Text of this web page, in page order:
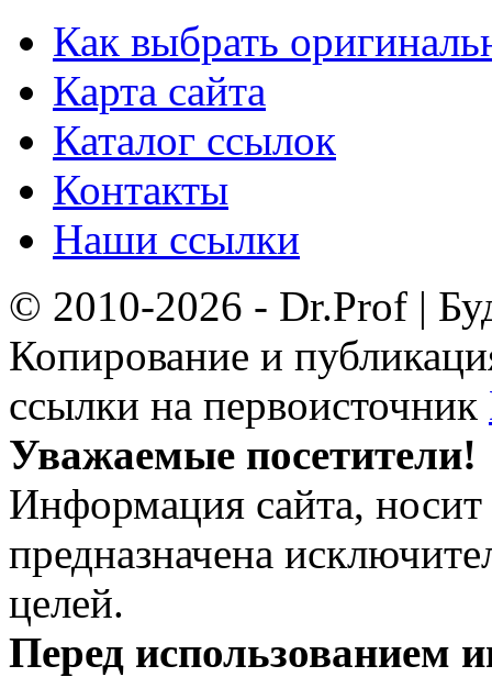
Как выбрать
Карта сайта
Каталог ссылок
Контакты
Наши ссылки
© 2010-2026 - Dr.Prof |
Копирование и
ссылки на первоисточник
Уважаемые посетители!
Информация сайта, носит
предназначена
целей.
Перед использованием